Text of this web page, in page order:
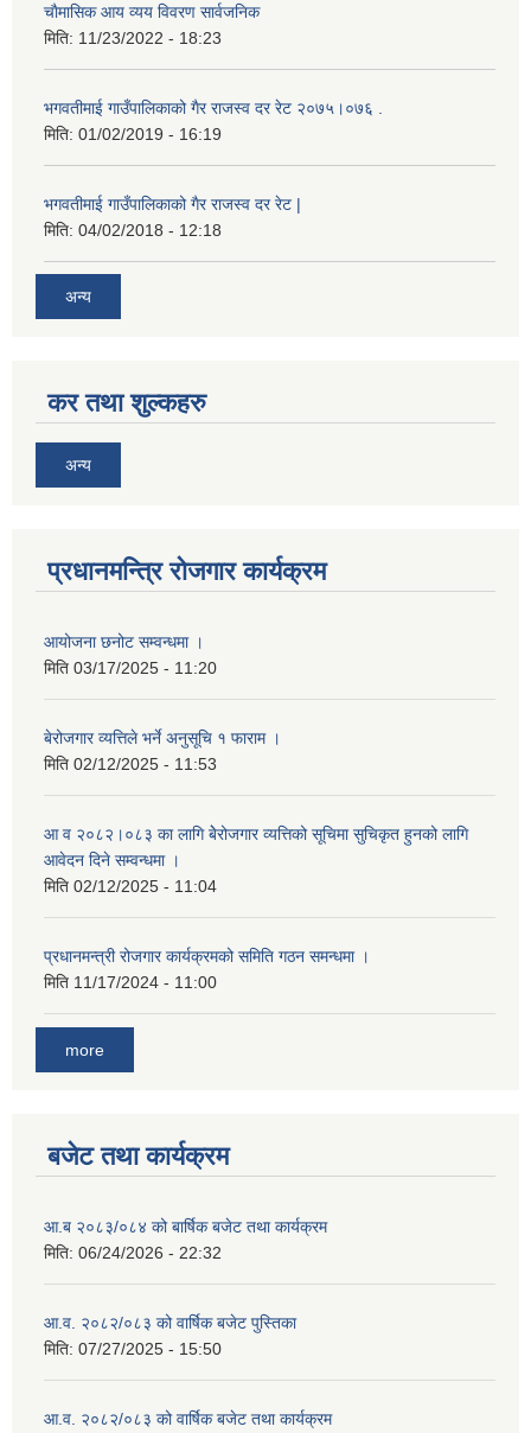
चाैमासिक आय व्यय विवरण सार्वजनिक
मिति: 11/23/2022 - 18:23
भगवतीमाई गाउँपालिकाको गैर राजस्व दर रेट २०७५।०७६ .
मिति: 01/02/2019 - 16:19
भगवतीमाई गाउँपालिकाको गैर राजस्व दर रेट |
मिति: 04/02/2018 - 12:18
अन्य
कर तथा शुल्कहरु
अन्य
प्रधानमन्त्रि रोजगार कार्यक्रम
आयोजना छनोट सम्वन्धमा ।
मिति 03/17/2025 - 11:20
बेरोजगार व्यत्तिले भर्ने अनुसूचि १ फाराम ।
मिति 02/12/2025 - 11:53
आ व २०८२।०८३ का लागि बेेरोजगार व्यत्तिको सूचिमा सुचिकृत हुनको लागि
आवेदन दिने सम्वन्धमा ।
मिति 02/12/2025 - 11:04
प्रधानमन्त्री रोजगार कार्यक्रमको समिति गठन समन्धमा ।
मिति 11/17/2024 - 11:00
more
बजेट तथा कार्यक्रम
आ.ब २०८३/०८४ को बार्षिक बजेट तथा कार्यक्रम
मिति: 06/24/2026 - 22:32
आ.व. २०८२/०८३ को वार्षिक बजेट पुस्तिका
मिति: 07/27/2025 - 15:50
आ.व. २०८२/०८३ को वार्षिक बजेट तथा कार्यक्रम